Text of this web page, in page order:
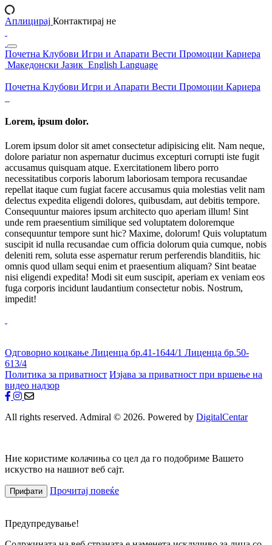
Аплицирај Контактирај не
Почетна Клубови Игри и Апарати Вести Промоции Кариера
Македонски Јазик English Language
Почетна Клубови Игри и Апарати Вести Промоции Кариера
Lorem, ipsum dolor.
Lorem ipsum dolor sit amet consectetur adipisicing elit. Nam neque,
dolore pariatur non aspernatur ducimus excepturi corrupti iste fugit
accusamus quisquam atque. Exercitationem libero porro
necessitatibus corporis laborum laboriosam tempora recusandae
repellat itaque cum fugiat facere accusamus quia molestias velit nam
delectus expedita eligendi dolores, quibusdam, aut debitis tempore.
Consequuntur maiores ipsum architecto quo aperiam illum! Sint
unde rem praesentium similique sed voluptatem doloremque
consequuntur tempore sunt hic? Maxime, dolorum! Quis voluptatum
suscipit id nulla recusandae cum officia dolorum quia cumque, nobis
deleniti rem, soluta esse aspernatur rerum perferendis blanditiis, hic
omnis quod ullam sequi enim et praesentium aliquam? Sint beatae
nisi eligendi expedita! Modi sit eum suscipit, aperiam ex veniam eos
fuga corporis incidunt laudantium consectetur nobis. Nostrum,
impedit!
Одговорно коцкање Лиценца бр.41-1644/1 Лиценца бр.50-
613/4
Политика за приватност Изјава за приватност при вршење на
видео надзор
All rights reserved. Admiral © 2026. Powered by DigitalCentar
Ние користиме колачиња со цел да го подобриме Вашето
искуство на нашиот веб сајт.
Прифати Прочитај повеќе
Предупредување!